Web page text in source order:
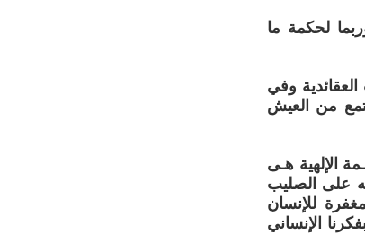
لحكمة ما
وفي
من العيش
الإلهية هـى
على الصليب
للإنسان
الإنساني